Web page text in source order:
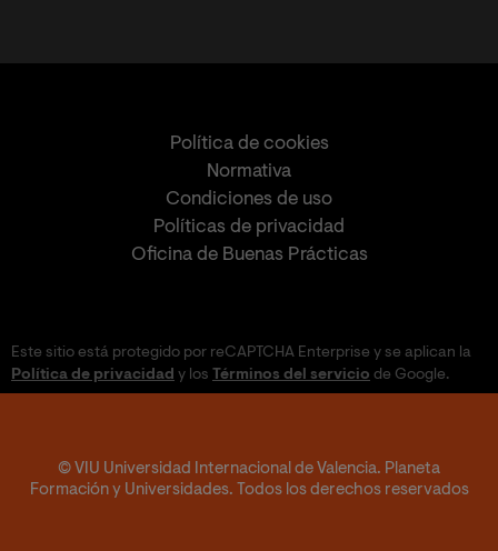
Política de cookies
Normativa
Condiciones de uso
Políticas de privacidad
Oficina de Buenas Prácticas
Este sitio está protegido por reCAPTCHA Enterprise y se aplican la
Política de privacidad y los Términos del servicio de Google.
© VIU Universidad Internacional de Valencia. Planeta
Formación y Universidades. Todos los derechos reservados